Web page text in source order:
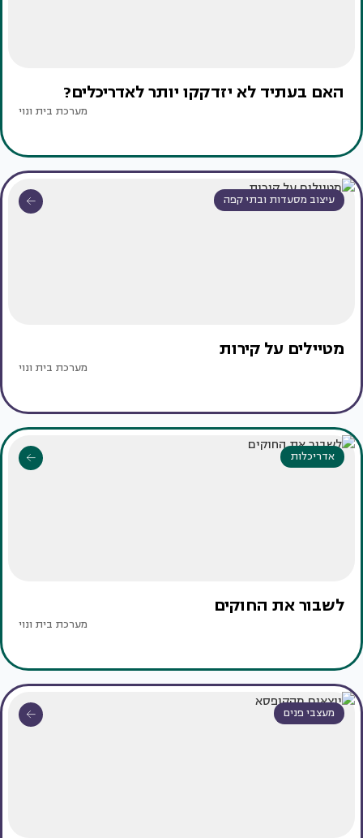
האם בעתיד לא יזדקקו יותר לאדריכלים?
מערכת בית ונוי
עיצוב מסעדות ובתי קפה
מטיילים על קירות
מערכת בית ונוי
אדריכלות
לשבור את החוקים
מערכת בית ונוי
מעצבי פנים